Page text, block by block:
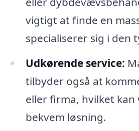
vigtigt at finde en
specialiserer sig i den
Udkørende service:
tilbyder også at
eller firma, hvilket
bekvem løsning.